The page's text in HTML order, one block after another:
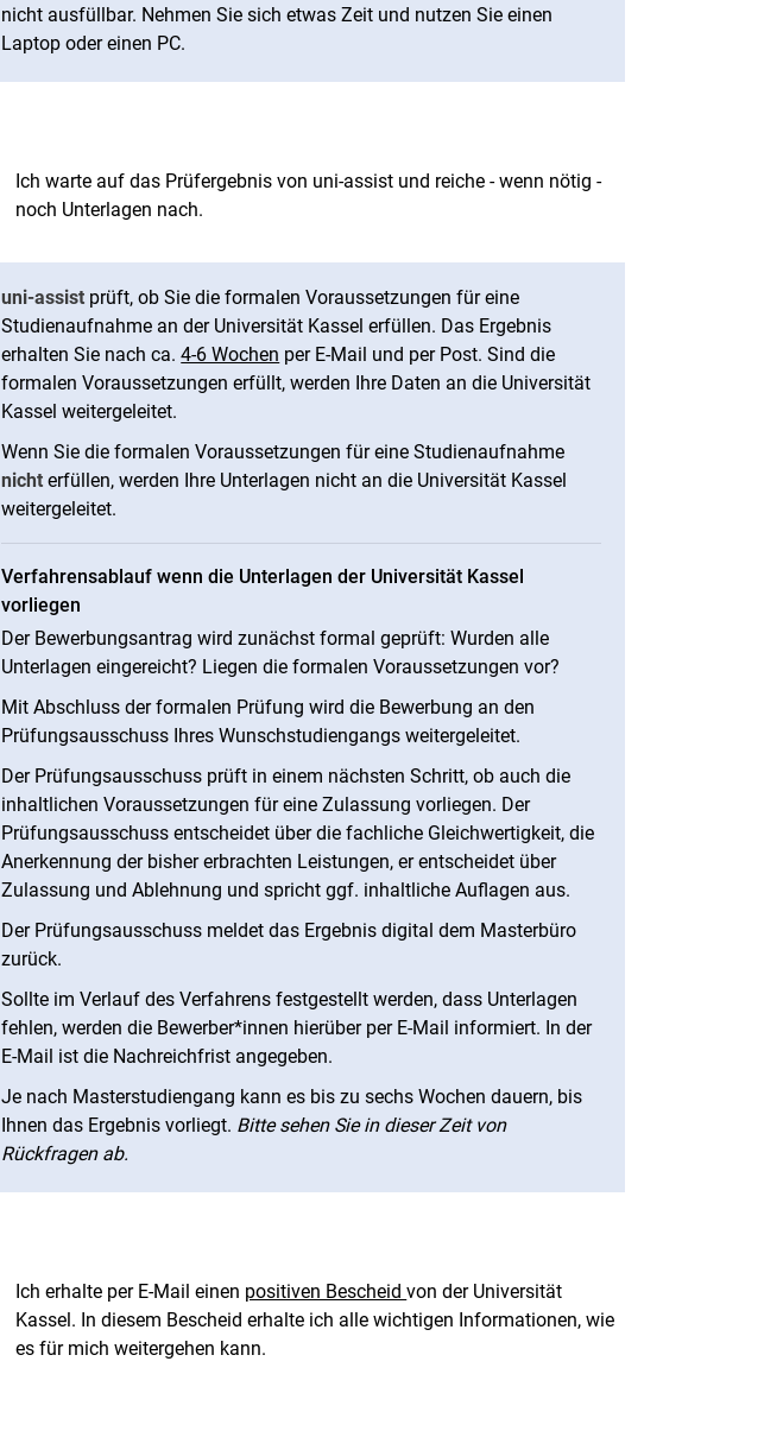
nicht ausfüllbar. Nehmen Sie sich etwas Zeit und nutzen Sie einen
Laptop oder einen PC.
Ich warte auf das Prüfergebnis von uni-assist und reiche - wenn nötig -
noch Unterlagen nach.
uni-assist prüft, ob Sie die formalen Voraussetzungen für eine
Studienaufnahme an der Universität Kassel erfüllen. Das Ergebnis
erhalten Sie nach ca.4-6 Wochen per E-Mail und per Post. Sind die
formalen Voraussetzungen erfüllt, werden Ihre Daten an die Universität
Kassel weitergeleitet.
Wenn Sie die formalen Voraussetzungen für eine Studienaufnahme
nicht erfüllen, werden Ihre Unterlagen nicht an die Universität Kassel
weitergeleitet.
Verfahrensablauf wenn die Unterlagen der Universität Kassel
vorliegen
Der Bewerbungsantrag wird zunächst formal geprüft: Wurden alle
Unterlagen eingereicht? Liegen die formalen Voraussetzungen vor?
Mit Abschluss der formalen Prüfung wird die Bewerbung an den
Prüfungsausschuss Ihres Wunschstudiengangs weitergeleitet.
Der Prüfungsausschuss prüft in einem nächsten Schritt, ob auch die
inhaltlichen Voraussetzungen für eine Zulassung vorliegen. Der
Prüfungsausschuss entscheidet über die fachliche Gleichwertigkeit, die
Anerkennung der bisher erbrachten Leistungen, er entscheidet über
Zulassung und Ablehnung und spricht ggf. inhaltliche Auflagen aus.
Der Prüfungsausschuss meldet das Ergebnis digital dem Masterbüro
zurück.
Sollte im Verlauf des Verfahrens festgestellt werden, dass Unterlagen
fehlen, werden die Bewerber*innen hierüber per E-Mail informiert. In der
E-Mail ist die Nachreichfrist angegeben.
Je nach Masterstudiengang kann es bis zu sechs Wochen dauern, bis
Ihnen das Ergebnis vorliegt. Bitte sehen Sie in dieser Zeit von
Rückfragen ab.
Ich erhalte per E-Mail einen positiven Bescheidvon der Universität
Kassel. In diesem Bescheid erhalte ich alle wichtigen Informationen, wie
es für mich weitergehen kann.